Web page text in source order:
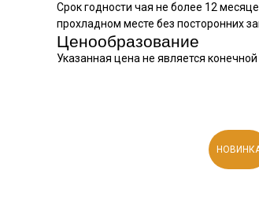
Срок годности чая не более 12
прохладном месте без посторонних
Ценообразование
Указанная цена не является